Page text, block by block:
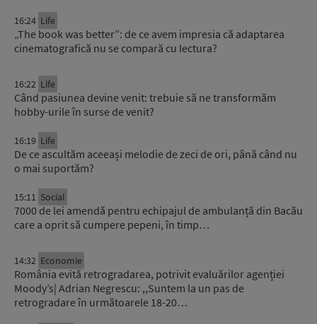
16:24 Life
„The book was better”: de ce avem impresia că adaptarea
cinematografică nu se compară cu lectura?
16:22 Life
Când pasiunea devine venit: trebuie să ne transformăm
hobby-urile în surse de venit?
16:19 Life
De ce ascultăm aceeași melodie de zeci de ori, până când nu
o mai suportăm?
15:11 Social
7000 de lei amendă pentru echipajul de ambulanță din Bacău
care a oprit să cumpere pepeni, în timp…
14:32 Economie
România evită retrogradarea, potrivit evaluărilor agenției
Moody’s| Adrian Negrescu: ,,Suntem la un pas de
retrogradare în următoarele 18-20…